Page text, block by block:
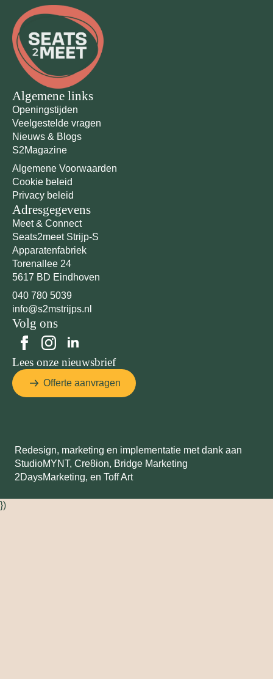
Algemene links
Openingstijden
Veelgestelde vragen
Nieuws & Blogs
S2Magazine
Algemene Voorwaarden
Cookie beleid
Privacy beleid
Adresgegevens
Meet & Connect
Seats2meet Strijp-S
Apparatenfabriek
Torenallee 24
5617 BD Eindhoven
040 780 5039
info@s2mstrijps.nl
Volg ons
Lees onze nieuwsbrief
Offerte aanvragen
Redesign, marketing en implementatie met dank aan
StudioMYNT, Cre8ion, Bridge Marketing
2DaysMarketing, en Toff Art
})